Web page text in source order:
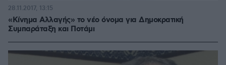
«Κίνημα Αλλαγής» το νέο όνομα για Δημοκρατική
Συμπαράταξη και Ποτάμι
28.11.2017, 13:15